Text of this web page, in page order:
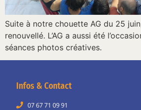
Suite à notre chouette AG du 25
renouvellé. L’AG a aussi été
séances photos créatives.
Infos & Contact
07 67 71 09 91